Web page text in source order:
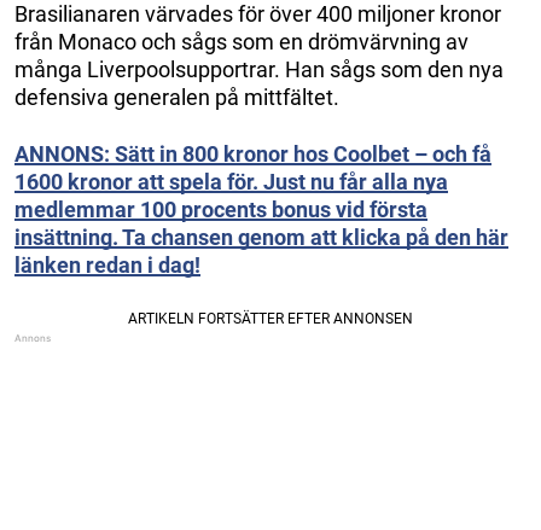
Brasilianaren värvades för över 400 miljoner kronor
från Monaco och sågs som en drömvärvning av
många Liverpoolsupportrar. Han sågs som den nya
defensiva generalen på mittfältet.
ANNONS: Sätt in 800 kronor hos Coolbet – och få
1600 kronor att spela för. Just nu får alla nya
medlemmar 100 procents bonus vid första
insättning. Ta chansen genom att klicka på den här
länken redan i dag!